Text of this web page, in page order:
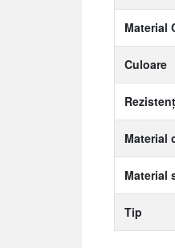
Material
Culoare
Material
Material
Tip